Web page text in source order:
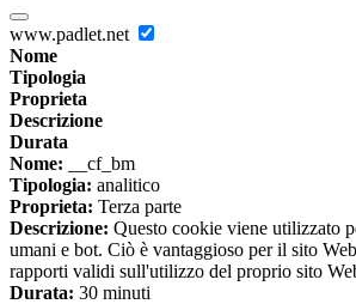
www.padlet.net
Nome
Tipologia
Proprieta
Descrizione
Durata
Nome: __cf_bm
Tipologia: analitico
Proprieta: Terza parte
Descrizione: Questo cookie viene utilizzato
umani e bot. Ciò è vantaggioso per il sito
rapporti validi sull'utilizzo del proprio sito
Durata: 30 minuti